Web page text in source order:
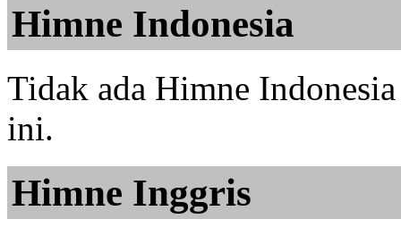
Himne Indonesia
Tidak ada Himne
ini.
Himne Inggris